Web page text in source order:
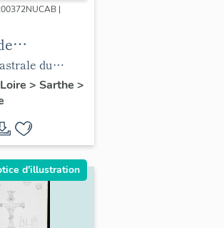
|
du
de la ville, vue
> Sarthe >
d'illustration